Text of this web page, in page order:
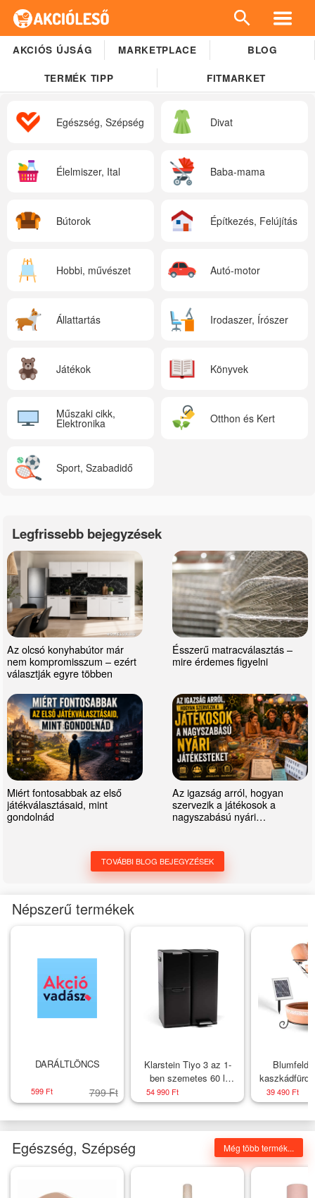
AKCIÓS ÚJSÁG MARKETPLACE BLOG
TERMÉK TIPP FITMARKET
Egészség, Szépség Divat
Élelmiszer, Ital Baba-mama
Bútorok Építkezés, Felújítás
Hobbi, művészet Autó-motor
Állattartás Irodaszer, Írószer
Játékok Könyvek
Műszaki cikk,
Elektronika Otthon és Kert
Sport, Szabadidő
Legfrissebb bejegyzések
Az olcsó konyhabútor már
nem kompromisszum – ezért
választják egyre többen
Ésszerű matracválasztás –
mire érdemes figyelni
Miért fontosabbak az első
játékválasztásaid, mint
gondolnád
Az igazság arról, hogyan
szervezik a játékosok a
nagyszabású nyári
TOVÁBBI BLOG BEJEGYZÉSEK
Népszerű termékek
DARÁLTLÖNCS
599 Ft 799 Ft
Klarstein Tiyo 3 az 1-
ben szemetes 60 l
levehető vödörrel, soft-
close záródással
54 990 Ft
Blumfeldt
5 fokozat
napelem
39 490 Ft
Egészség, Szépség Még több termék...